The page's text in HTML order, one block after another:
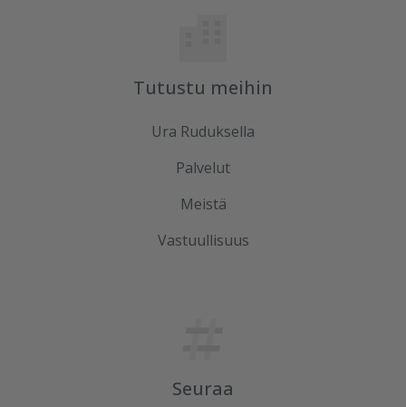
Tutustu meihin
Ura Ruduksella
Palvelut
Meistä
Vastuullisuus
Seuraa